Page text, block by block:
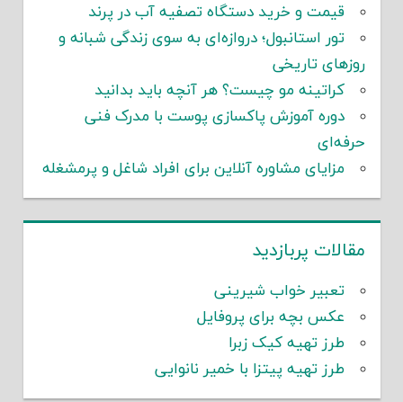
قیمت و خرید دستگاه تصفیه آب در پرند
تور استانبول؛ دروازه‌ای به سوی زندگی شبانه و
روزهای تاریخی
کراتینه مو چیست؟ هر آنچه باید بدانید
دوره آموزش پاکسازی پوست با مدرک فنی
حرفه‌ای
مزایای مشاوره آنلاین برای افراد شاغل و پرمشغله
مقالات پربازدید
تعبیر خواب شیرینی
عکس بچه برای پروفایل
طرز تهیه کیک زبرا
طرز تهیه پیتزا با خمیر نانوایی